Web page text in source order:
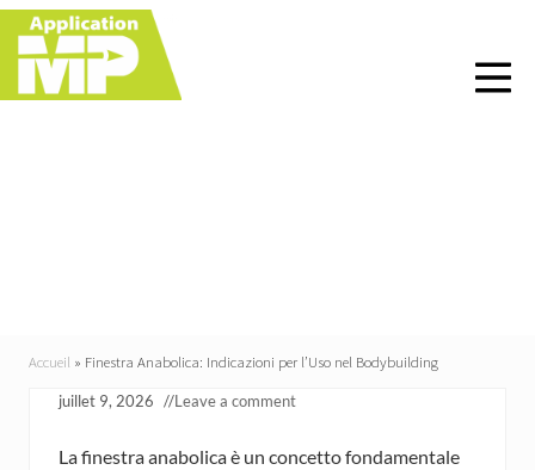
Menu
Skip
right
header
Skip
main
content
Skip
primary
sidebar
Skip
footer
Accueil » Finestra Anabolica: Indicazioni per l’Uso nel Bodybuilding
juillet 9, 2026 //Leave a comment
La finestra anabolica è un concetto fondamentale